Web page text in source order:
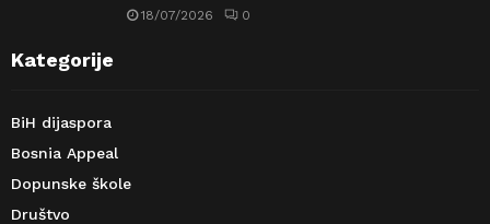
18/07/2026 0
Kategorije
BiH dijaspora
Bosnia Appeal
Dopunske škole
Društvo